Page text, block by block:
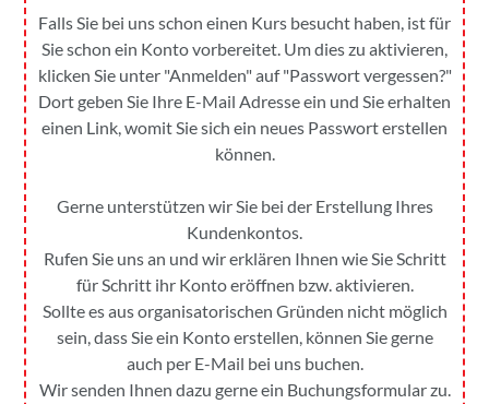
Falls Sie bei uns schon einen Kurs besucht haben, ist für
Sie schon ein Konto vorbereitet. Um dies zu aktivieren,
klicken Sie unter "Anmelden" auf "Passwort vergessen?"
Dort geben Sie Ihre E-Mail Adresse ein und Sie erhalten
einen Link, womit Sie sich ein neues Passwort erstellen
können.
Gerne unterstützen wir Sie bei der Erstellung Ihres
Kundenkontos.
Rufen Sie uns an und wir erklären Ihnen wie Sie Schritt
für Schritt ihr Konto eröffnen bzw. aktivieren.
Sollte es aus organisatorischen Gründen nicht möglich
sein, dass Sie ein Konto erstellen, können Sie gerne
auch per E-Mail bei uns buchen.
Wir senden Ihnen dazu gerne ein Buchungsformular zu.